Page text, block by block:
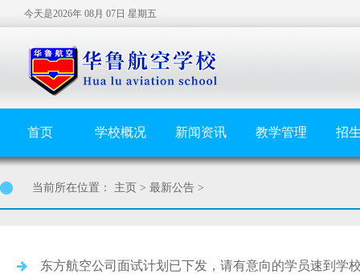
今天是2026年 08月 07日 星期五
首页 学校概况 新闻资讯 教学管理 招
当前所在位置： 主页 > 最新公告 >
东方航空公司面试计划已下发，请有意向的学员速到学